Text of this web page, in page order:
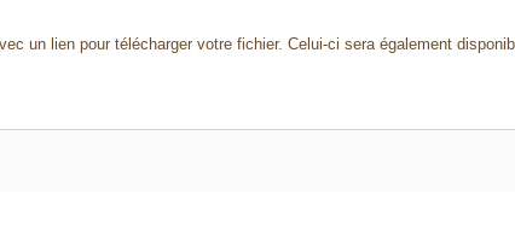
un lien pour télécharger votre fichier. Celui-ci sera également